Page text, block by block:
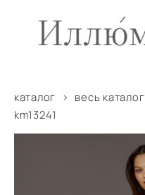
каталог > весь каталог
km13241